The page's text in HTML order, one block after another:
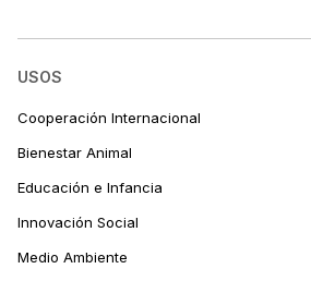
USOS
Cooperación Internacional
Bienestar Animal
Educación e Infancia
Innovación Social
Medio Ambiente